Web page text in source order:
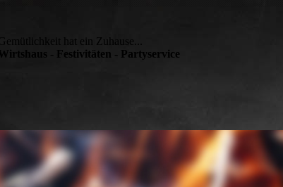
hat ein Zuhause...
- Festivitäten - Partyservice